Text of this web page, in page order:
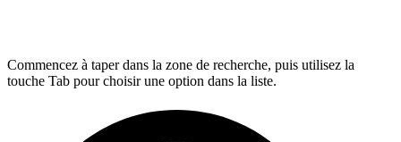
Commencez à taper dans la zone de recherche, puis utilisez la
touche Tab pour choisir une option dans la liste.